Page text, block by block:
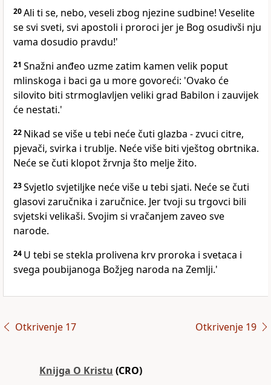
20Ali ti se, nebo, veseli zbog njezine sudbine! Veselite
se svi sveti, svi apostoli i proroci jer je Bog osudivši nju
vama dosudio pravdu!'
21 Snažni anđeo uzme zatim kamen velik poput
mlinskoga i baci ga u more govoreći: 'Ovako će
silovito biti strmoglavljen veliki grad Babilon i zauvijek
će nestati.'
22 Nikad se više u tebi neće čuti glazba - zvuci citre,
pjevači, svirka i trublje. Neće više biti vještog obrtnika.
Neće se čuti klopot žrvnja što melje žito.
23Svjetlo svjetiljke neće više u tebi sjati. Neće se čuti
glasovi zaručnika i zaručnice. Jer tvoji su trgovci bili
svjetski velikaši. Svojim si vračanjem zaveo sve
narode.
24 U tebi se stekla prolivena krv proroka i svetaca i
svega poubijanoga Božjeg naroda na Zemlji.'
Otkrivenje 17 Otkrivenje 19
Knijga O Kristu (CRO)